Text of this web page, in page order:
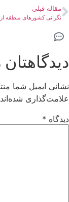
مقاله قبلی
دیدگاهتان
نشانی ایمیل شما
علامت‌گذاری شده‌اند
دیدگاه *